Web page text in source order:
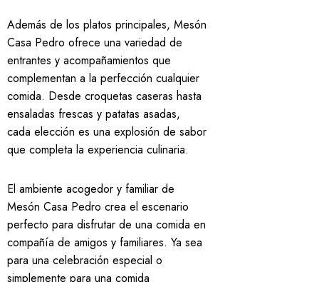
Además de los platos principales, Mesón
Casa Pedro ofrece una variedad de
entrantes y acompañamientos que
complementan a la perfección cualquier
comida. Desde croquetas caseras hasta
ensaladas frescas y patatas asadas,
cada elección es una explosión de sabor
que completa la experiencia culinaria.
El ambiente acogedor y familiar de
Mesón Casa Pedro crea el escenario
perfecto para disfrutar de una comida en
compañía de amigos y familiares. Ya sea
para una celebración especial o
simplemente para una comida